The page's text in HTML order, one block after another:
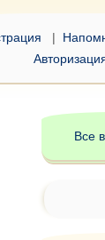
|
Все